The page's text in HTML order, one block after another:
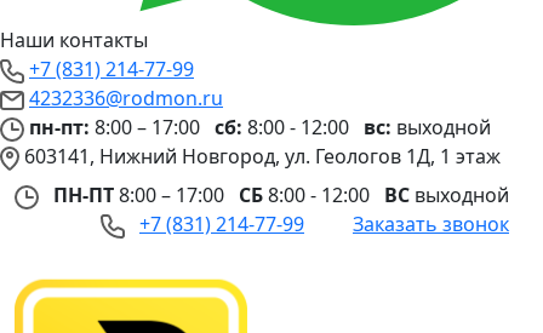
Наши контакты
+7 (831) 214-77-99
4232336@rodmon.ru
пн-пт: 8:00 – 17:00 сб: 8:00 - 12:00 вс: выходной
603141, Нижний Новгород, ул. Геологов 1Д, 1 этаж
ПН-ПТ8:00 – 17:00 СБ8:00 - 12:00 ВС выходной
+7 (831) 214-77-99
Заказать звонок